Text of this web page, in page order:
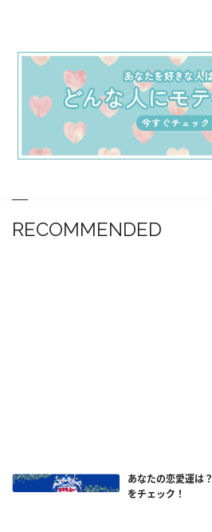
RECOMMENDED
あなたの恋愛運は
をチェック！